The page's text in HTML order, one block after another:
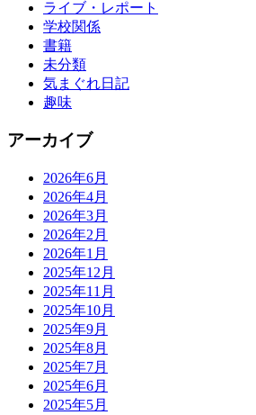
ライブ・レポート
学校関係
書籍
未分類
気まぐれ日記
趣味
アーカイブ
2026年6月
2026年4月
2026年3月
2026年2月
2026年1月
2025年12月
2025年11月
2025年10月
2025年9月
2025年8月
2025年7月
2025年6月
2025年5月